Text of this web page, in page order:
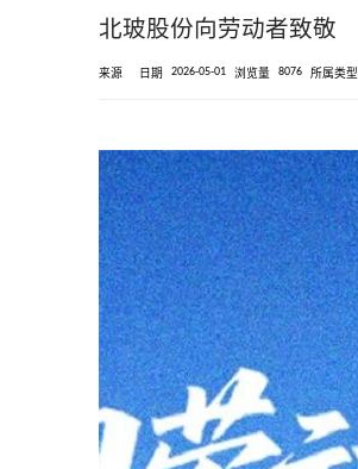
北玻股份向劳动者致敬
来源 日期 2026-05-01 浏览量 8076 所属类型